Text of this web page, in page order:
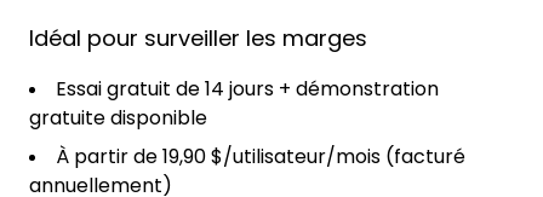
Idéal pour surveiller les marges
Essai gratuit de 14 jours + démonstration
gratuite disponible
À partir de 19,90 $/utilisateur/mois (facturé
annuellement)